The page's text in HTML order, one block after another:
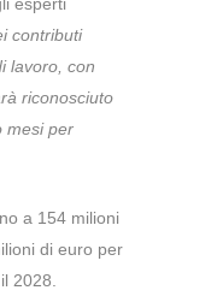
contributi
lavoro, con
riconosciuto
mesi per
a 154 milioni
di euro per
2028.